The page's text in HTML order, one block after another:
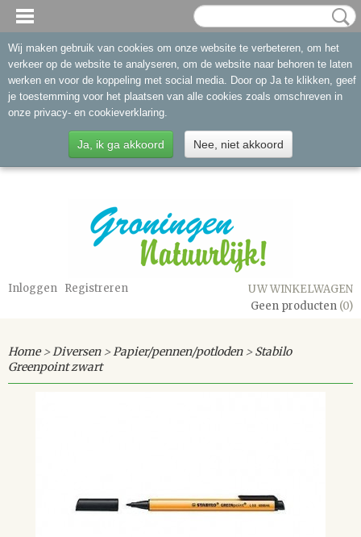
Inloggen Registreren
UW WINKELWAGEN
Geen producten (0)
Home>Diversen>Papier/pennen/potloden>Stabilo
Greenpoint zwart
Wij maken gebruik van cookies om onze website te verbeteren, om het
verkeer op de website te analyseren, om de website naar behoren te laten
werken en voor de koppeling met social media. Door op Ja te klikken, geef
je toestemming voor het plaatsen van alle cookies zoals omschreven in
onze privacy- en cookieverklaring.
Ja, ik ga akkoord Nee, niet akkoord